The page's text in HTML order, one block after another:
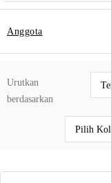
Anggota
Urutkan
berdasarkan